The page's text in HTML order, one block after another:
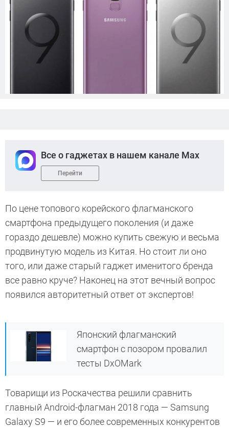
Все о гаджетах в нашем канале Max
Перейти
По цене топового корейского флагманского
смартфона предыдущего поколения (и даже
гораздо дешевле) можно купить свежую и весьма
продвинутую модель из Китая. Но стоит ли оно
того, или даже старый гаджет именитого бренда
все равно круче? Наконец на этот вечный вопрос
появился авторитетный ответ от экспертов!
Японский флагманский
смартфон с позором провалил
тесты DxOMark
Товарищи из Роскачества решили сравнить
главный Android-флагман 2018 года — Samsung
Galaxy S9 — и его более современных конкурентов